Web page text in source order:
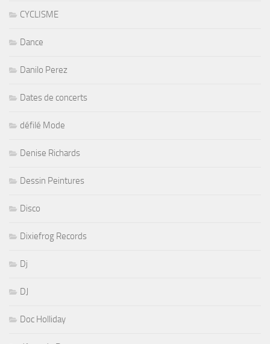
CYCLISME
Dance
Danilo Perez
Dates de concerts
défilé Mode
Denise Richards
Dessin Peintures
Disco
Dixiefrog Records
Dj
DJ
Doc Holliday